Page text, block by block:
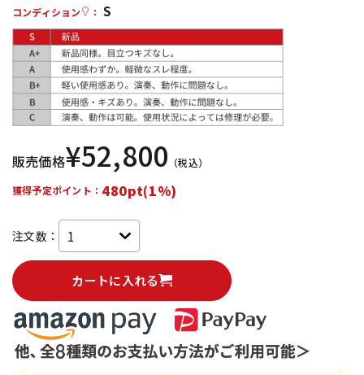
中古 ヴィンテージ
コンディション
： S
販売価格¥52,800 （税込）
獲得予定ポイント： 480pt(1%)
注文数：
カートに入れる